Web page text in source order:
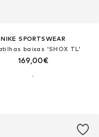
NIKE SPORTSWEAR
baixas 'SHOX TL'
169,00€